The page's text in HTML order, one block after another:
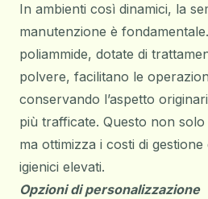
In ambienti così dinamici, la
manutenzione è
poliammide, dotate di
polvere, facilitano le
conservando l’aspetto
più trafficate. Questo non solo
ma ottimizza i costi di
igienici elevati.
Opzioni di personalizzazione